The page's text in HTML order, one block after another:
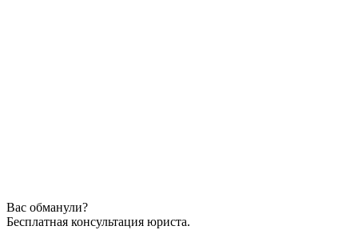
Вас обманули?
Бесплатная консультация юриста.